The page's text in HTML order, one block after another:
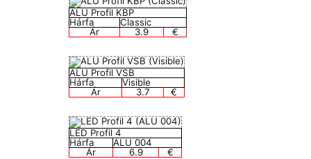
ALU Profil KBP
Hárfa
Classic
Ár
3.9 €
ALU Profil VSB
Hárfa
Visible
Ár
3.7 €
LED Profil 4
Hárfa
ALU 004
Ár
6.9 €